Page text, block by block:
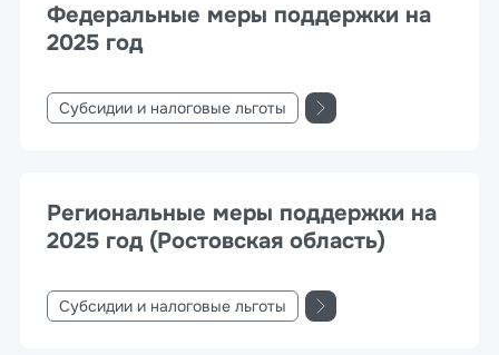
Федеральные меры поддержки на
2025 год
Субсидии и налоговые льготы
Региональные меры поддержки на
2025 год (Ростовская область)
Субсидии и налоговые льготы